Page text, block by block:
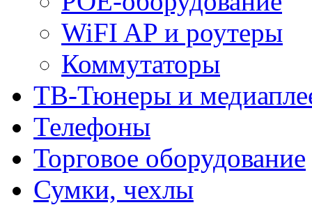
WiFI AP и роутеры
Коммутаторы
ТВ-Тюнеры и
Телефоны
Торговое оборудование
Сумки, чехлы